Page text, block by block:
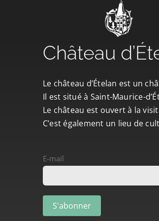
Le château d’Ételan est un
Il est situé à Saint-Maurice-
Le château est ouvert à la
C’est également un lieu de
E-mail